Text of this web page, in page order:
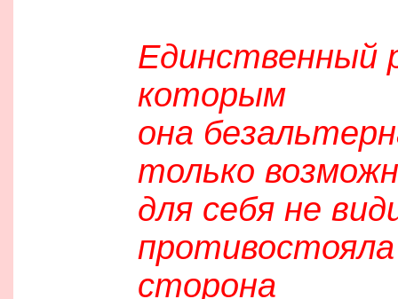
Единственный
которым
она
только
для себя не
сторона